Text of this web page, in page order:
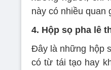
này có nhiều quan
4. Hộp sọ pha lê
Đây là những hộp
có từ tái tạo hay